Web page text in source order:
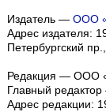
Издатель — ООО
Адрес издателя:
Петербургский
Редакция — ООО
Главный
Адрес редакции: